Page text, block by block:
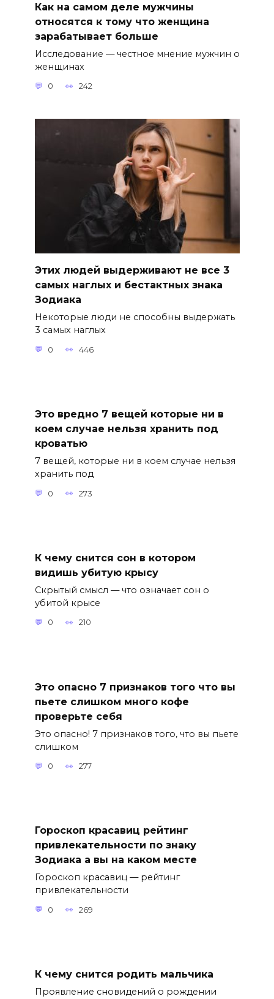
Как на самом деле мужчины
относятся к тому что женщина
зарабатывает больше
Исследование — честное мнение мужчин о
женщинах
0 242
Этих людей выдерживают не все 3
самых наглых и бестактных знака
Зодиака
Некоторые люди не способны выдержать
3 самых наглых
0 446
Это вредно 7 вещей которые ни в
коем случае нельзя хранить под
кроватью
7 вещей, которые ни в коем случае нельзя
хранить под
0 273
К чему снится сон в котором
видишь убитую крысу
Скрытый смысл — что означает сон о
убитой крысе
0 210
Это опасно 7 признаков того что вы
пьете слишком много кофе
проверьте себя
Это опасно! 7 признаков того, что вы пьете
слишком
0 277
Гороскоп красавиц рейтинг
привлекательности по знаку
Зодиака а вы на каком месте
Гороскоп красавиц — рейтинг
привлекательности
0 269
К чему снится родить мальчика
Проявление сновидений о рождении